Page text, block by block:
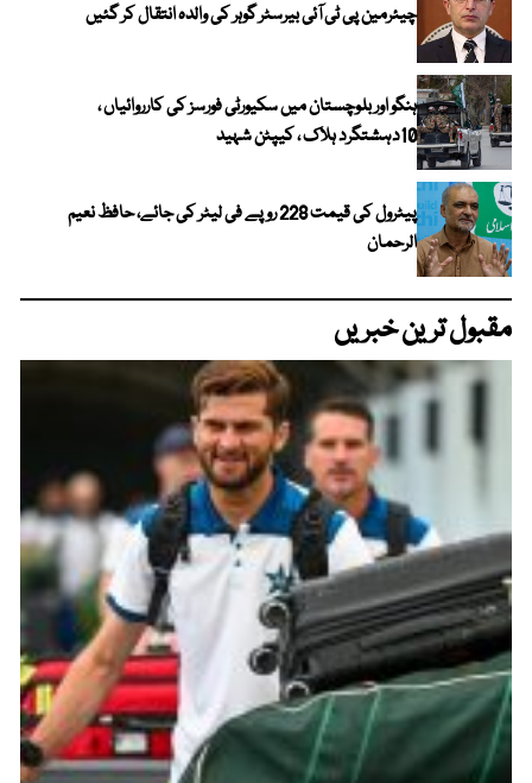
چیئرمین پی ٹی آئی بیرسٹر گوہر کی والدہ انتقال کر گئیں
ہنگو اور بلوچستان میں سکیورٹی فورسز کی کارروائیاں ،
10دہشتگرد ہلاک ، کیپٹن شہید
پیٹرول کی قیمت 228 روپے فی لیٹر کی جائے، حافظ نعیم
الرحمان
مقبول ترین خبریں